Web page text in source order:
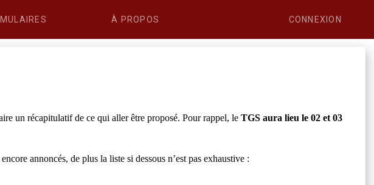
À PROPOS CONNEXION
un récapitulatif de ce qui aller être proposé. Pour rappel, leTGS aura lieu le 02 et 03
annoncés, de plus la liste si dessous n’est pas exhaustive :